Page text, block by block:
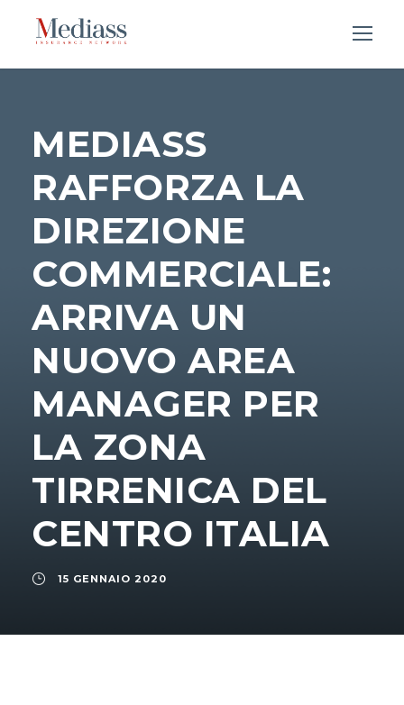
MEDIASS
RAFFORZA LA
DIREZIONE
COMMERCIALE:
ARRIVA UN
NUOVO AREA
MANAGER PER
LA ZONA
TIRRENICA DEL
CENTRO ITALIA
15 GENNAIO 2020